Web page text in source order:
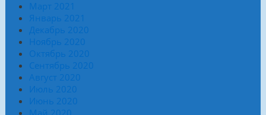
Март 2021
Январь 2021
Декабрь 2020
Ноябрь 2020
Октябрь 2020
Сентябрь 2020
Август 2020
Июль 2020
Июнь 2020